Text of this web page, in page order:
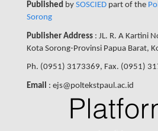
Published by SOSCIED part of the
Sorong
Publisher Address : JL. R. A Kartini
Kota Sorong-Provinsi Papua Barat,
Ph. (0951) 3173369, Fax. (0951)
Email : ejs@poltekstpaul.ac.id